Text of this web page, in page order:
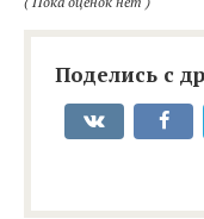
Поделись с